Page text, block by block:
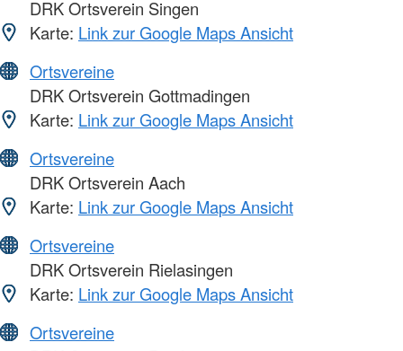
DRK Ortsverein Singen
Karte: Link zur Google Maps Ansicht
Ortsvereine
DRK Ortsverein Gottmadingen
Karte: Link zur Google Maps Ansicht
Ortsvereine
DRK Ortsverein Aach
Karte: Link zur Google Maps Ansicht
Ortsvereine
DRK Ortsverein Rielasingen
Karte: Link zur Google Maps Ansicht
Ortsvereine